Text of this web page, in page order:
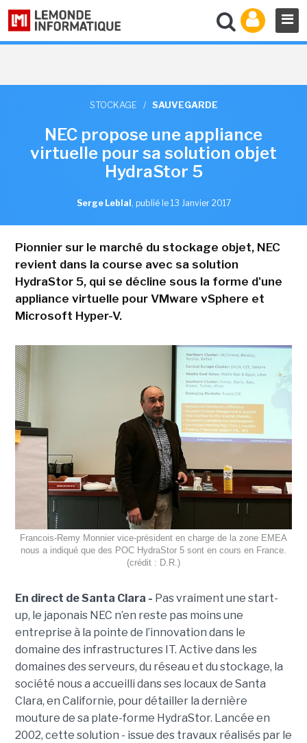
STOCKAGE / SAUVEGARDE
NEC propose une appliance
virtuelle pour sa solution objet
HydraStor 5
Serge Leblal , publié le 13 Janvier 2017
Pionnier sur le marché du stockage objet, NEC
revient dans la course avec sa solution
HydraStor 5, qui se décline sous la forme d'une
appliance virtuelle pour VMware vSphere et
Microsoft Hyper-V.
Francois-Remy Monnier vice-président en charge de la zone EMEA
nous a indiqué que des POC HydraStor 5 sont en cours en France.
(crédit : D.R.)
En direct de Santa Clara - Pas vraiment une start-
up, le japonais NEC n’en reste pas moins une
entreprise à la pointe de l’innovation dans le
domaine des infrastructures IT. Active dans les
domaines des serveurs, du réseau et du stockage, la
société nous a accueilli dans ses locaux de Santa
Clara, en Californie, pour détailler la dernière
mouture de sa plate-forme HydraStor. Lancée en
2002, cette solution - issue des travaux réalisés par le